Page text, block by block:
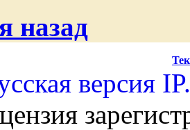
назад
версия